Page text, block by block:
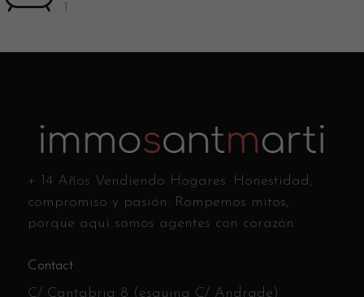
1
+ 14 Años Vendiendo Hogares. Honestidad,
compromiso y pasión. Rompemos mitos,
porque aquí somos agentes con corazón.
Contact
C/ Cantabria 8 (esquina C/ Andrade)